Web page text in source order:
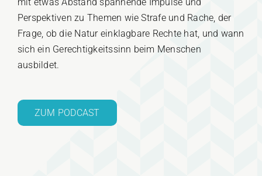
Perspektiven zu Themen wie Strafe und Rache, der
Frage, ob die Natur einklagbare Rechte hat, und wann
sich ein Gerechtigkeitssinn beim Menschen
ausbildet.
ZUM PODCAST